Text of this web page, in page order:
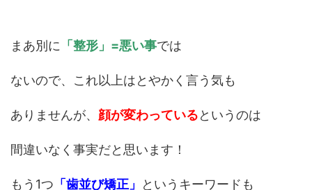
まあ別に 「整形」=悪い事では
ないので、これ以上はとやかく言う気も
ありませんが、 顔が変わっているというのは
間違いなく事実だと思います！
もう1つ 「歯並び矯正」 というキーワードも